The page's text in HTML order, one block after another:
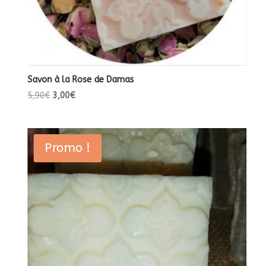
Savon à la Rose de Damas
5,90€ Le
était :
5,90€.
3,00€Le
est :
3,00€.
Promo !